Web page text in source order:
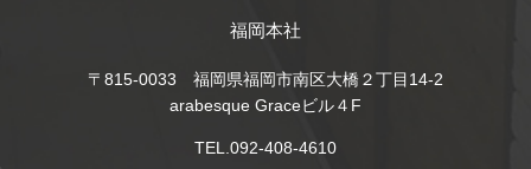
福岡本社
〒815-0033 福岡県福岡市南区大橋２丁目14-2
arabesque Graceビル４F
TEL.092-408-4610